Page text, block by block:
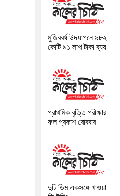
মুজিববর্ষ উদযাপনে ৯৮২
কোটি ৯১ লাখ টাকা ব্যয়
প্রাথমিক বৃত্তি পরীক্ষার
ফল প্রকাশ রোববার
দুটি ডিম একসঙ্গে খাওয়া